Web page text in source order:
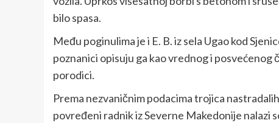
bilo spasa.
Među poginulima je i E. B. iz sela Ugao kod
poznanici opisuju ga kao vrednog i posvećenog
porodici.
Prema nezvaničnim podacima trojica
povređeni radnik iz Severne Makedonije nalazi